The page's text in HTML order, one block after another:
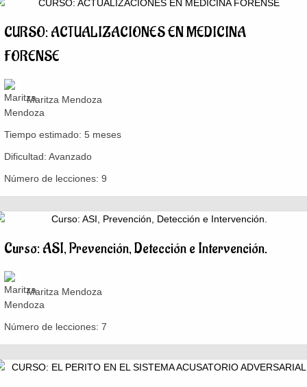
CURSO: ACTUALIZACIONES EN MEDICINA
FORENSE
Maritza Mendoza
Tiempo estimado: 5 meses
Dificultad: Avanzado
Número de lecciones: 9
Curso: ASI, Prevención, Detección e Intervención.
Maritza Mendoza
Número de lecciones: 7